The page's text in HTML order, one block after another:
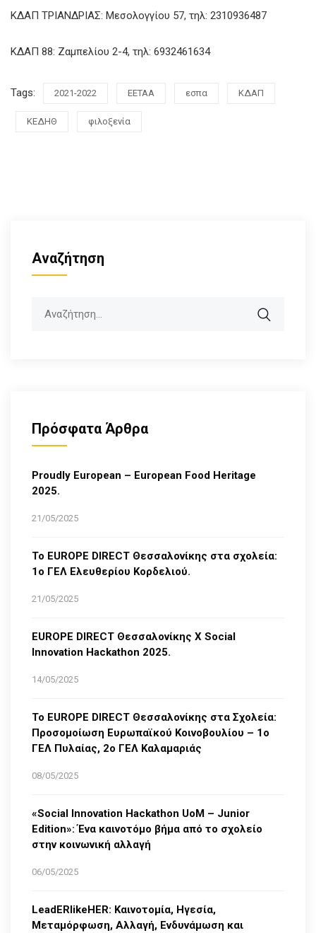
ΚΔΑΠ ΤΡΙΑΝΔΡΙΑΣ: Μεσολογγίου 57, τηλ: 2310936487
ΚΔΑΠ 88: Ζαμπελίου 2-4, τηλ: 6932461634
Tags: 2021-2022 ΕΕΤΑΑ εσπα ΚΔΑΠ
ΚΕΔΗΘ φιλοξενία
Αναζήτηση
Πρόσφατα Άρθρα
Proudly European – European Food Heritage
2025.
21/05/2025
Το EUROPE DIRECT Θεσσαλονίκης στα σχολεία:
1ο ΓΕΛ Ελευθερίου Κορδελιού.
21/05/2025
EUROPE DIRECT Θεσσαλονίκης Χ Social
Innovation Hackathon 2025.
14/05/2025
Το EUROPE DIRECT Θεσσαλονίκης στα Σχολεία:
Προσομοίωση Ευρωπαϊκού Κοινοβουλίου – 1ο
ΓΕΛ Πυλαίας, 2ο ΓΕΛ Καλαμαριάς
08/05/2025
«Social Innovation Hackathon UoM – Junior
Edition»: Ένα καινοτόμο βήμα από το σχολείο
στην κοινωνική αλλαγή
06/05/2025
LeadERlikeHER: Καινοτομία, Ηγεσία,
Μεταμόρφωση, Αλλαγή, Ενδυνάμωση και